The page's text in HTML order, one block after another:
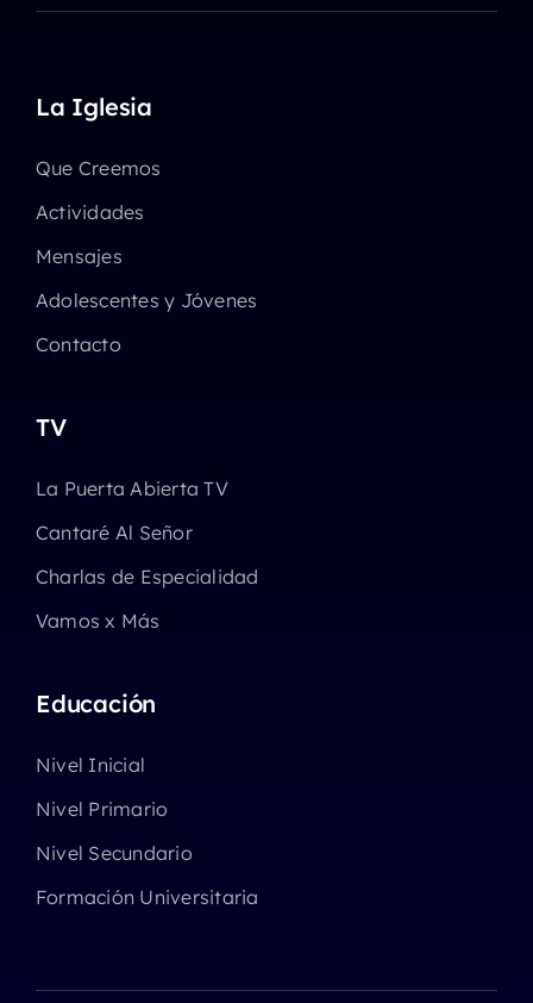
La Iglesia
Que Creemos
Actividades
Mensajes
Adolescentes y Jóvenes
Contacto
TV
La Puerta Abierta TV
Cantaré Al Señor
Charlas de Especialidad
Vamos x Más
Educación
Nivel Inicial
Nivel Primario
Nivel Secundario
Formación Universitaria